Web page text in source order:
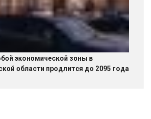
экономической зоны в
области продлится до 2095 года